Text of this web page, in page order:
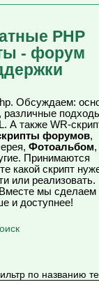
PHP
- форум
Обсуждаем:
различные
А также WR-
форумов,
Фотоальбом,
Принимаются
какой скрипт
или реализовать.
мы сделаем
и доступнее!
по названию